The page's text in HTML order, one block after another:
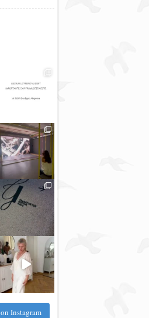
Instagram